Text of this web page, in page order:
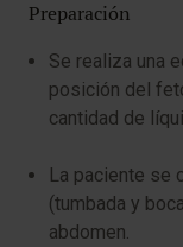
Preparación
Se realiza una
posición del
cantidad de
La paciente se
(tumbada y
abdomen.